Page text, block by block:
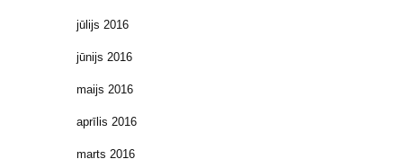
jūlijs 2016
jūnijs 2016
maijs 2016
aprīlis 2016
marts 2016